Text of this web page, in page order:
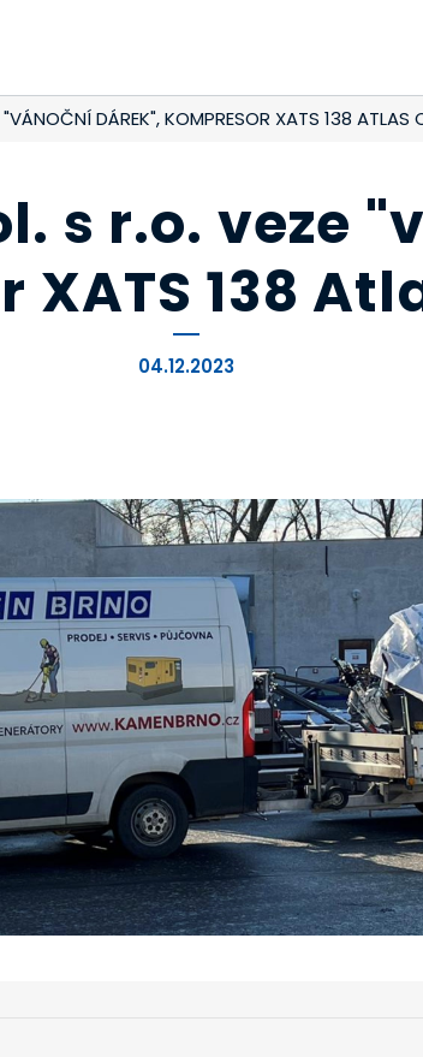
"VÁNOČNÍ DÁREK", KOMPRESOR XATS 138 ATLAS
s r.o. veze
138
04.12.2023